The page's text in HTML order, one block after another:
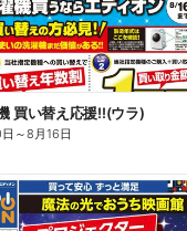
買い替え応援!!(ウラ)
～8月16日